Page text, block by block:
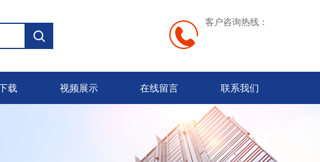
客户咨询热线：
载 视频展示 在线留言 联系我们